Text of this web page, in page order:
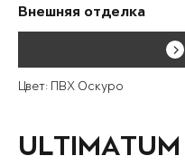
Внешняя отделка
Цвет: ПВХ Оскуро